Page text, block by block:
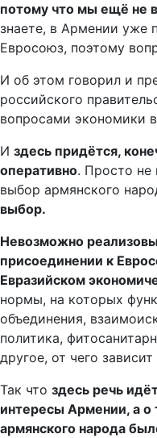
потому что мы ещё не
знаете, в Армении уже
Евросоюз, поэтому
И об этом говорил и
российского
вопросами экономики
И здесь придётся,
оперативно. Просто не
выбор армянского
выбор.
Невозможно
присоединении к
Евразийском
нормы, на которых
объединения,
политика,
другое, от чего
Так что здесь речь
интересы Армении, а о
армянского народа